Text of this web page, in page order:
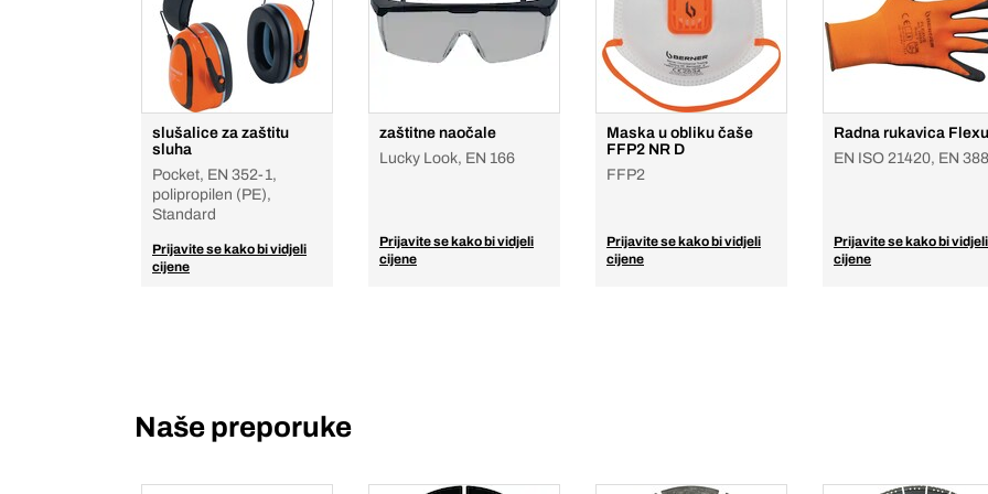
slušalice za zaštitu
sluha
Pocket, EN 352-1,
polipropilen (PE),
Standard
Prijavite se kako bi vidjeli
cijene
zaštitne naočale
Lucky Look, EN 166
Prijavite se kako bi vidjeli
cijene
Maska u obliku čaše
FFP2 NR D
FFP2
Prijavite se kako bi vidjeli
cijene
Radna rukavica
EN ISO 21420, EN 388
Prijavite se kako bi vidjeli
cijene
Naše preporuke